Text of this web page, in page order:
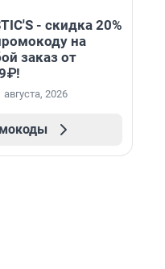
- скидка 20%
на
заказ от
2026